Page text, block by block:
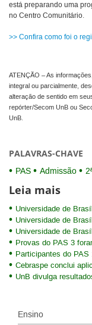
está preparando uma
no Centro Comunitário.
>> Confira como foi o
ATENÇÃO – As
integral ou parcialmente,
alteração de sentido em
repórter/Secom UnB ou
UnB.
PALAVRAS-CHAVE
PAS Admissão
Leia mais
Universidade de
Universidade de
Universidade de
Provas do PAS 3
Participantes do
Cebraspe conclui
UnB divulga
Ensino